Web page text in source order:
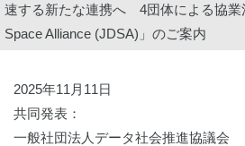
速する新たな連携へ 4団体による協業
Space Alliance (JDSA)」のご案内
2025年11月11日
共同発表：
一般社団法人データ社会推進協議会